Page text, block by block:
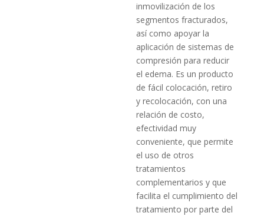
inmovilización de los
segmentos fracturados,
así como apoyar la
aplicación de sistemas de
compresión para reducir
el edema. Es un producto
de fácil colocación, retiro
y recolocación, con una
relación de costo,
efectividad muy
conveniente, que permite
el uso de otros
tratamientos
complementarios y que
facilita el cumplimiento del
tratamiento por parte del